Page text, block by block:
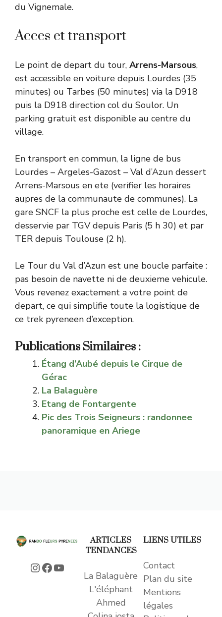
du Vignemale.
Acces et transport
Le point de depart du tour, Arrens-Marsous,
est accessible en voiture depuis Lourdes (35
minutes) ou Tarbes (50 minutes) via la D918
puis la D918 direction col du Soulor. Un
parking gratuit est disponible au centre du
village.
En transport en commun, la ligne de bus
Lourdes – Argeles-Gazost – Val d’Azun dessert
Arrens-Marsous en ete (verifier les horaires
aupres de la communaute de communes). La
gare SNCF la plus proche est celle de Lourdes,
desservie par TGV depuis Paris (5 h 30) et par
TER depuis Toulouse (2 h).
Le Tour du Val d’Azun est une boucle parfaite :
pas besoin de navette ni de deuxieme vehicule.
Vous revenez exactement a votre point de
depart, ce qui simplifie toute la logistique de
ce trek pyreneen d’exception.
Publications Similaires :
Étang d’Aubé depuis le Cirque de
Gérac
La Balaguère
Etang de Fontargente
Pic des Trois Seigneurs : randonnee
panoramique en Ariege
Instagram
Facebook
YouTube
ARTICLES
TENDANCES
La Balaguère
L'éléphant
Ahmed
LIENS UTILES
Contact
Plan du site
Mentions
légales